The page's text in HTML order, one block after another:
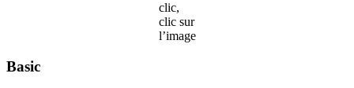
clic,
clic sur
l’image
Basic